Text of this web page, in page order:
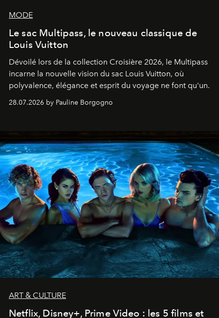
MODE
Le sac Multipass, le nouveau classique de
Louis Vuitton
Dévoilé lors de la collection Croisière 2026, le Multipass
incarne la nouvelle vision du sac Louis Vuitton, où
polyvalence, élégance et esprit du voyage ne font qu'un.
28.07.2026 by Pauline Borgogno
ART & CULTURE
Netflix, Disney+, Prime Video : les 5 films et